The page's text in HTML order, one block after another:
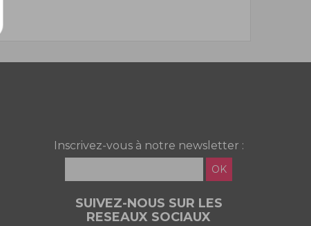
Inscrivez-vous à notre newsletter :
OK
SUIVEZ-NOUS SUR LES
RESEAUX SOCIAUX